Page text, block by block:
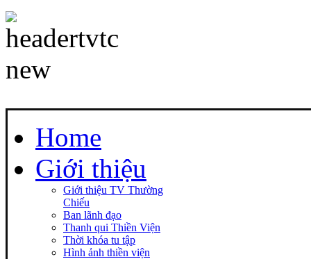
Home
Giới thiệu
Giới thiệu TV Thường
Chiếu
Ban lãnh đạo
Thanh qui Thiền Viện
Thời khóa tu tập
Hình ảnh thiền viện